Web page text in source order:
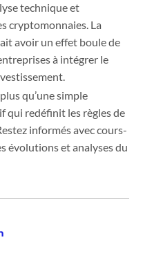
technique et
cryptomonnaies. La
avoir un effet boule de
à intégrer le
qu’une simple
qui redéfinit les règles de
informés avec cours-
évolutions et analyses du